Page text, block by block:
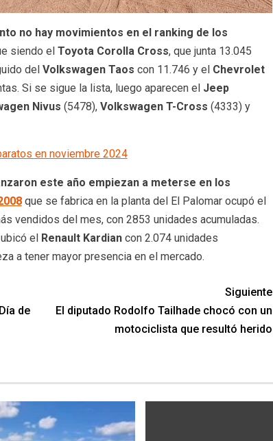
no hay movimientos en el ranking de los
siendo el Toyota Corolla Cross, que junta 13.045
del Volkswagen Taos con 11.746 y el Chevrolet
Si se sigue la lista, luego aparecen el Jeep
Nivus (5478), Volkswagen T-Cross (4333) y
en noviembre 2024
este año empiezan a meterse en los
que se fabrica en la planta del El Palomar ocupó el
vendidos del mes, con 2853 unidades acumuladas.
el
Renault Kardian con 2.074 unidades
a tener mayor presencia en el mercado.
de
Siguiente
El diputado Rodolfo Tailhade chocó con un
motociclista que resultó herido